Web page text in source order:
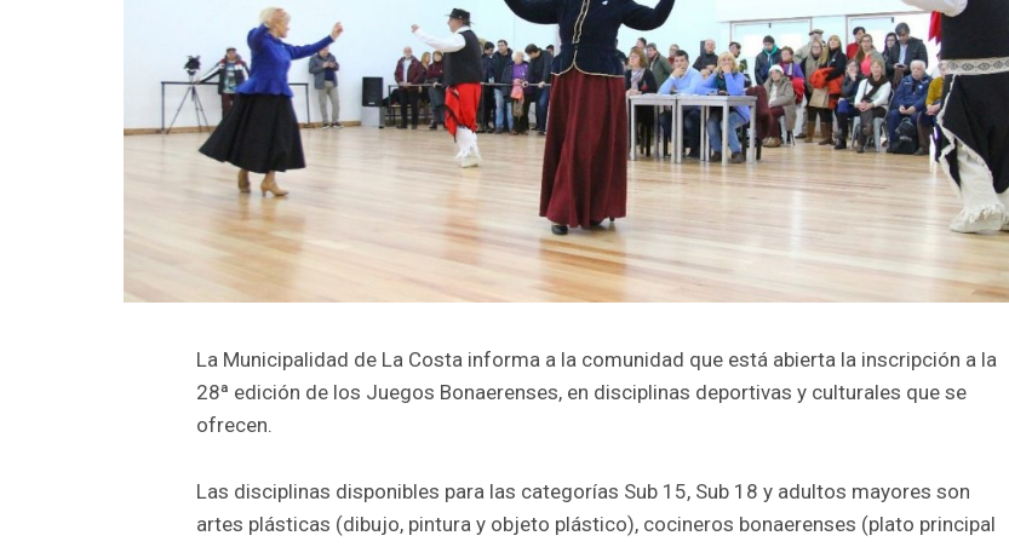
La Municipalidad de La Costa informa a la comunidad que está abierta la inscripción a la
28ª edición de los Juegos Bonaerenses, en disciplinas deportivas y culturales que se
ofrecen.
Las disciplinas disponibles para las categorías Sub 15, Sub 18 y adultos mayores son
artes plásticas (dibujo, pintura y objeto plástico), cocineros bonaerenses (plato principal